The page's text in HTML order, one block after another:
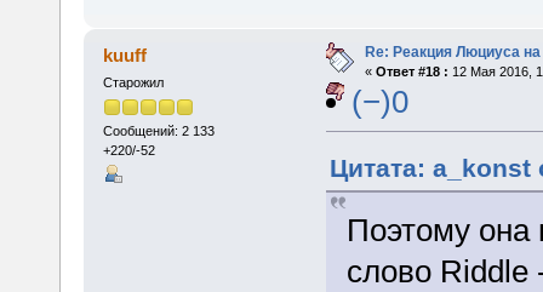
kuuff
Старожил
Сообщений: 2 133
+220/-52
Re: Реакция Люциуса
« Ответ #18 : 12 Мая 2016,
(−)0
Цитата: a_konst
Поэтому она
слово